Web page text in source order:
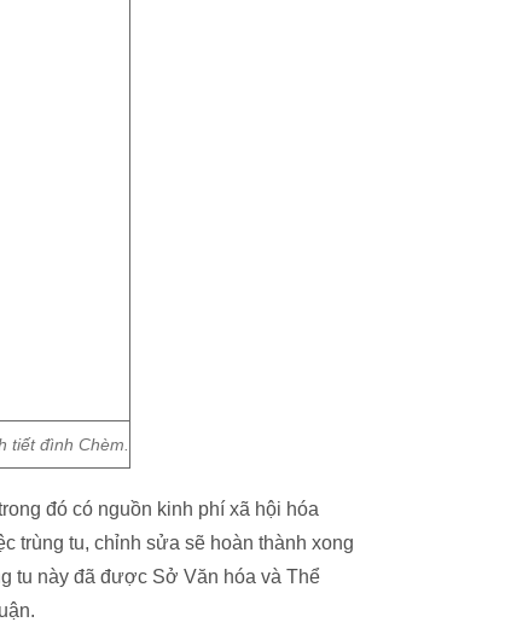
tiết đình Chèm.
đó có nguồn kinh phí xã hội hóa
trùng tu, chỉnh sửa sẽ hoàn thành xong
tu này đã được Sở Văn hóa và Thể